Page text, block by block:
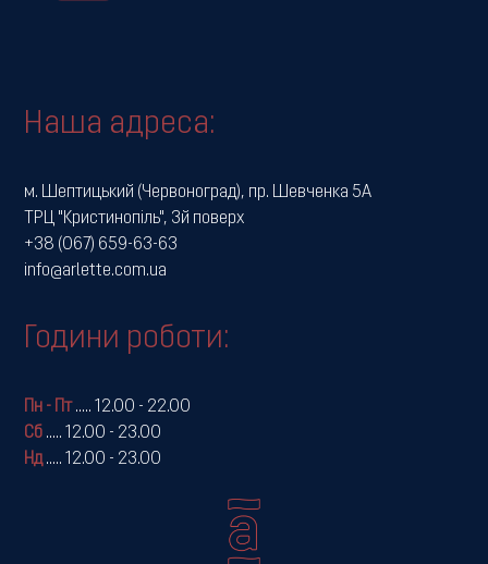
Наша адреса:
м. Шептицький (Червоноград), пр. Шевченка 5А
ТРЦ "Кристинопіль", 3й поверх
+38 (067) 659-63-63
info@arlette.com.ua
Години роботи:
Пн - Пт.....
12.00 - 22.00
Сб .....
12.00 - 23.00
Нд..... 12.00 - 23.00